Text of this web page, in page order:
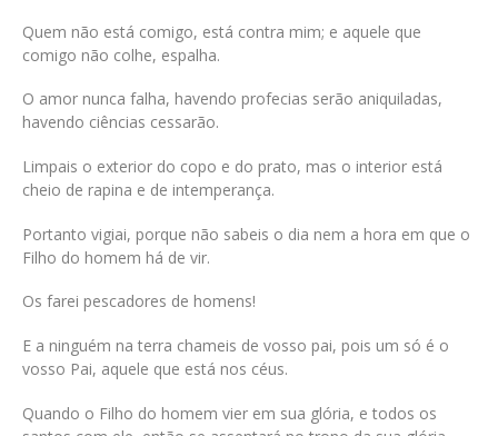
Quem não está comigo, está contra mim; e aquele que
comigo não colhe, espalha.
O amor nunca falha, havendo profecias serão aniquiladas,
havendo ciências cessarão.
Limpais o exterior do copo e do prato, mas o interior está
cheio de rapina e de intemperança.
Portanto vigiai, porque não sabeis o dia nem a hora em que o
Filho do homem há de vir.
Os farei pescadores de homens!
E a ninguém na terra chameis de vosso pai, pois um só é o
vosso Pai, aquele que está nos céus.
Quando o Filho do homem vier em sua glória, e todos os